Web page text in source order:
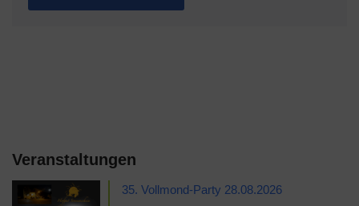
Veranstaltungen
35. Vollmond-Party 28.08.2026